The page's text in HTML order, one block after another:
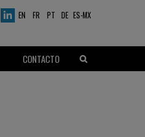
CONTACTO
EN FR PT DE ES-MX